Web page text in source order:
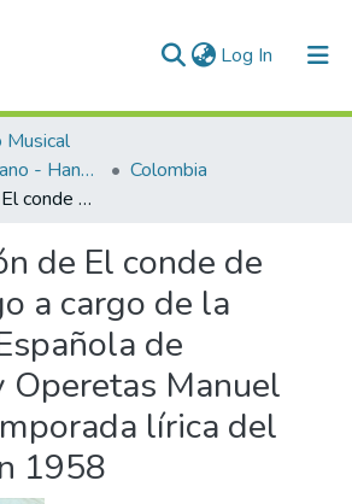
Log In (current)
Musical
Programas de mano - Hand programs
Colombia
Presentación de El conde de Luxemburgo a cargo de la Compañía Española de Zarzuelas y Operetas Manuel Abad en temporada lírica del Teatro Junín 1958
de El conde de
a cargo de la
de
Operetas Manuel
lírica del
1958